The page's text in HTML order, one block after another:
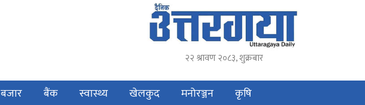
२२ श्रावण २०८३, शुक्रबार
बजार बैंक स्वास्थ्य खेलकुद मनोरञ्जन कृषि